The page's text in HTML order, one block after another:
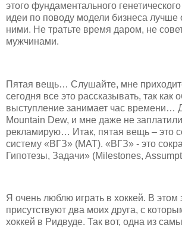
этого фундаментального
идеи по поводу модели бизнеса лучше
ними. Не тратьте время даром, не
мужчинами.
Пятая вещь… Слушайте, мне
сегодня все это рассказывать, так как
выступление занимает час времени…
Mountain Dew, и мне даже не заплатили
рекламирую… Итак, пятая вещь – это
систему «ВГЗ» (MAT). «ВГЗ» - это
Гипотезы, Задачи» (Milestones,
Я очень люблю играть в хоккей. В этом
присутствуют два моих друга, с
хоккей в Ридвуде. Так вот, одна из